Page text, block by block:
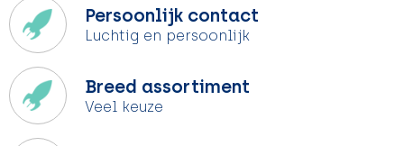
Persoonlijk contact
Luchtig en persoonlijk
Breed assortiment
Veel keuze